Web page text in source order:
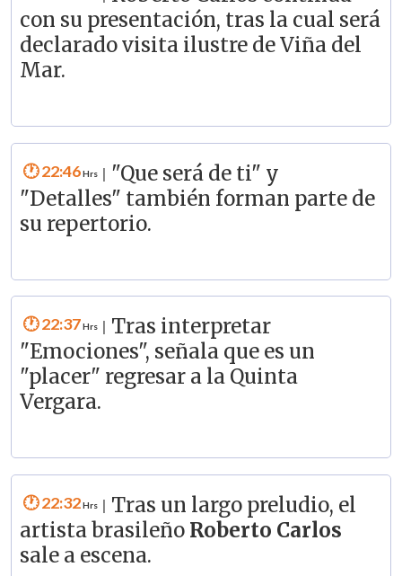
con su presentación, tras la cual será
declarado visita ilustre de Viña del
Mar.
22:46
"Que será de ti" y
"Detalles" también forman parte de
su repertorio.
22:37
Tras interpretar
"Emociones", señala que es un
"placer" regresar a la Quinta
Vergara.
22:32
Tras un largo preludio, el
artista brasileño Roberto Carlos
sale a escena.